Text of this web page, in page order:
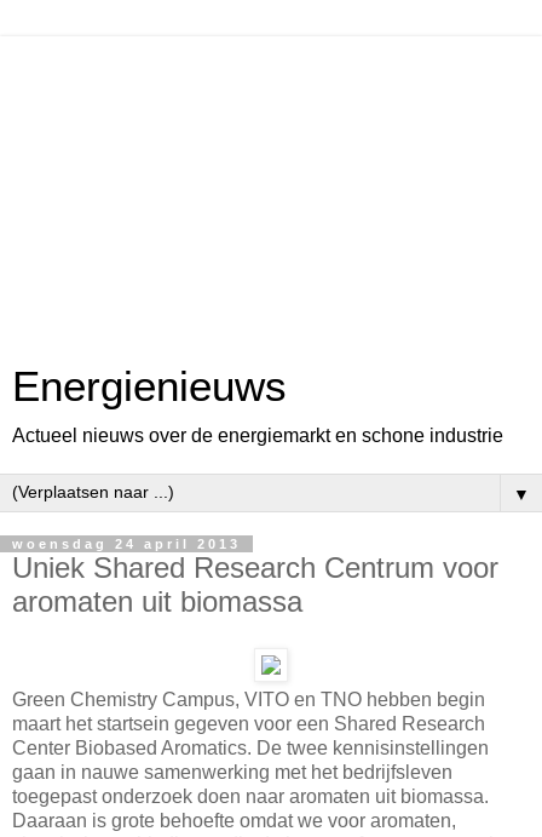
Energienieuws
Actueel nieuws over de energiemarkt en schone industrie
▼
woensdag 24 april 2013
Uniek Shared Research Centrum voor
aromaten uit biomassa
Green Chemistry Campus, VITO en TNO hebben begin
maart het startsein gegeven voor een Shared Research
Center Biobased Aromatics. De twee kennisinstellingen
gaan in nauwe samenwerking met het bedrijfsleven
toegepast onderzoek doen naar aromaten uit biomassa.
Daaraan is grote behoefte omdat we voor aromaten,